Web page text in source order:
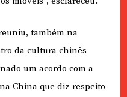
também na
da cultura chinês
um acordo com a
China que diz respeito